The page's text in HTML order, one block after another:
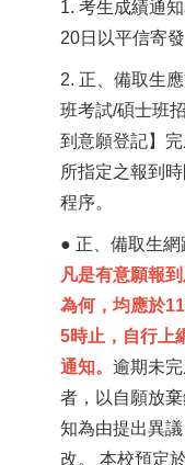
1. 考生成績通
20日以平信寄發
2. 正、備取生
班考試/碩士班
到意願登記】
所指定之報到
程序。
● 正、備取生網
凡是有意願報
為何，均應於
5時止，自行上
通知。 逾期未
者，以自願放
知為由提出異
改。 本校預定